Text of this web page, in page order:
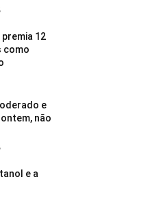
12
como
e
não
e a